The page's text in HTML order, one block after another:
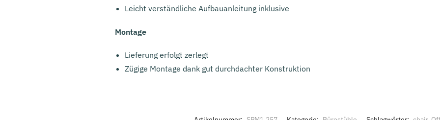
Leicht verständliche Aufbauanleitung inklusive
Montage
Lieferung erfolgt zerlegt
Zügige Montage dank gut durchdachter Konstruktion